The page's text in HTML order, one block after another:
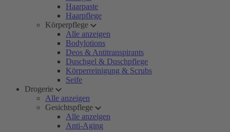
Haarpaste
Haarpflege
Körperpflege
Alle anzeigen
Bodylotions
Deos & Antitranspirants
Duschgel & Duschpflege
Körperreinigung & Scrubs
Seife
Drogerie
Alle anzeigen
Gesichtspflege
Alle anzeigen
Anti-Aging